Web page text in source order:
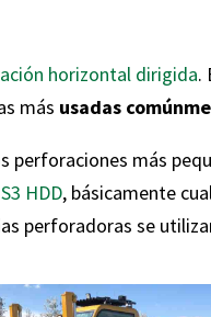
horizontal dirigida.
más usadas
más
HDD, básicamente
perforadoras se